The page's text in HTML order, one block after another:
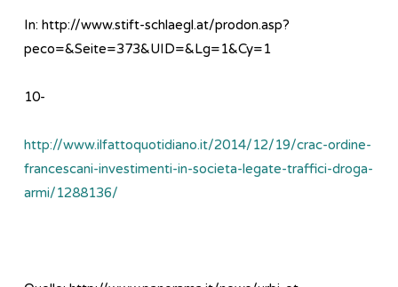
In: http://www.stift-schlaegl.at/prodon.asp?
peco=&Seite=373&UID=&Lg=1&Cy=1
10-
http://www.ilfattoquotidiano.it/2014/12/19/crac-ordine-
francescani-investimenti-in-societa-legate-traffici-droga-
armi/1288136/